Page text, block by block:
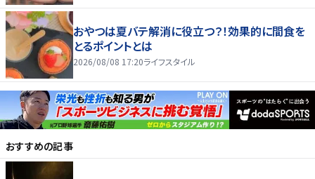
おやつは夏バテ解消に役立つ？！効果的に間食を
とるポイントとは
2026/08/08 17:20ライフスタイル
おすすめの記事